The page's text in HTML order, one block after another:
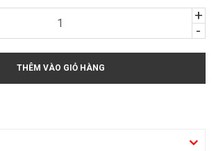
+
-
THÊM VÀO GIỎ HÀNG